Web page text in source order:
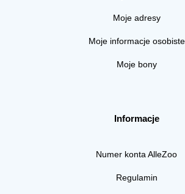
Moje adresy
Moje informacje osobiste
Moje bony
Informacje
Numer konta AlleZoo
Regulamin